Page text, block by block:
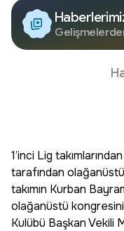
Google'da
Edin
1’inci Lig takımlarından
tarafından olağanüstü
takımın Kurban
olağanüstü
Kulübü Başkan Vekili